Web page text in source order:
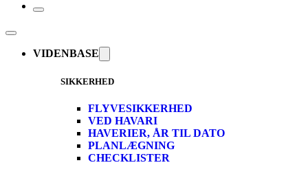
VIDENBASE
SIKKERHED
FLYVESIKKERHED
VED HAVARI
HAVERIER, ÅR TIL DATO
PLANLÆGNING
CHECKLISTER